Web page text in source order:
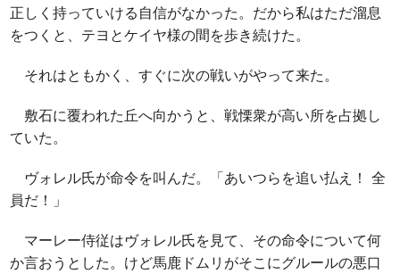
正しく持っていける自信がなかった。だから私はただ溜息
をつくと、テヨとケイヤ様の間を歩き続けた。
それはともかく、すぐに次の戦いがやって来た。
敷石に覆われた丘へ向かうと、戦慄衆が高い所を占拠し
ていた。
ヴォレル氏が命令を叫んだ。「あいつらを追い払え！ 全
員だ！」
マーレー侍従はヴォレル氏を見て、その命令について何
か言おうとした。けど馬鹿ドムリがそこにグルールの悪口